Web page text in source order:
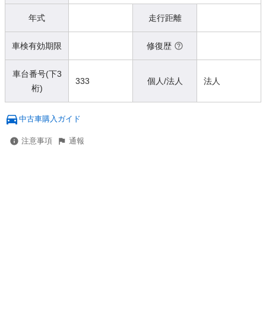
年式 走行距離
車検有効期限 修復歴
車台番号(下3
桁)
333 個人/法人 法人
中古車購入ガイド
注意事項 通報